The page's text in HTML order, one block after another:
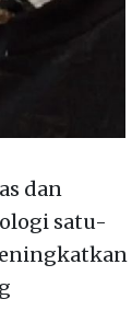
dan
satu-